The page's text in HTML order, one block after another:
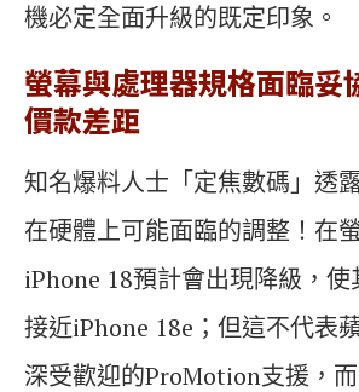
機必定全面升級的既定印象。
螢幕與處理器規格面臨妥
價款差距
知名爆料人士「定焦數碼」透
在硬體上可能面臨的調整！在
iPhone 18預計會出現降級，
接近iPhone 18e；但這不代表
深受歡迎的ProMotion支援，